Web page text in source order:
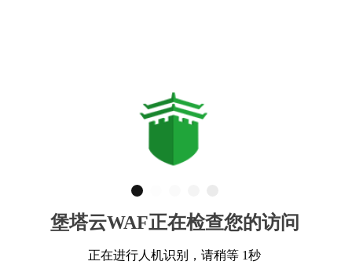
堡塔云WAF正在检查您的访问
正在进行人机识别，请稍等 1秒